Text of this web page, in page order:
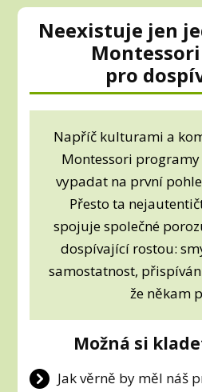
Neexistuje jen
pro
Napříč kulturami a
Montessori
vypadat na první
Přesto ta
spojuje společné
dospívající rostou:
samostatnost,
že někam
Možná si
Jak věrně by měl náš